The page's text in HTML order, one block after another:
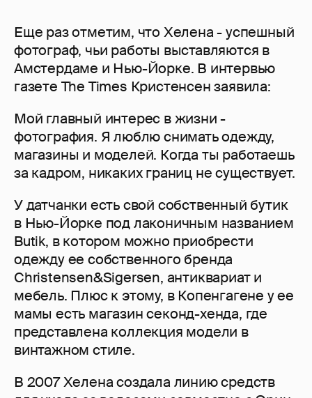
Еще раз отметим, что Хелена - успешный
фотограф, чьи работы выставляются в
Амстердаме и Нью-Йорке. В интервью
газете The Times Кристенсен заявила:
Мой главный интерес в жизни -
фотография. Я люблю снимать одежду,
магазины и моделей. Когда ты работаешь
за кадром, никаких границ не существует.
У датчанки есть свой собственный бутик
в Нью-Йорке под лаконичным названием
Butik, в котором можно приобрести
одежду ее собственного бренда
Christensen&Sigersen, антиквариат и
мебель. Плюс к этому, в Копенгагене у ее
мамы есть магазин секонд-хенда, где
представлена коллекция модели в
винтажном стиле.
В 2007 Хелена создала линию средств